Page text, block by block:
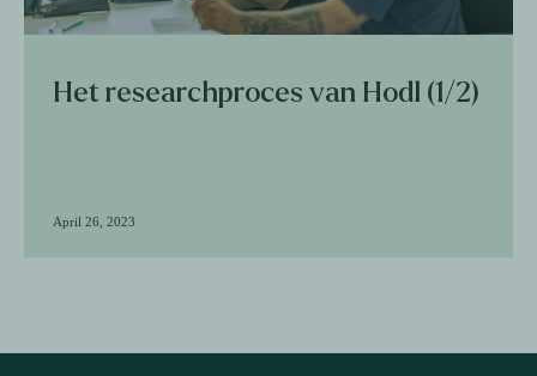
Het researchproces van Hodl (1/2)
April 26, 2023